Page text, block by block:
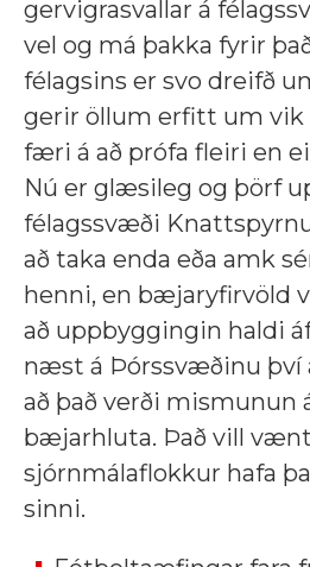
gervigrasvallar á
vel og má þakka fyrir
félagsins er svo dreifð
gerir öllum erfitt um vik
færi á að prófa fleiri en
Nú er glæsileg og þörf
félagssvæði
að taka enda eða amk
henni, en bæjaryfirvöld
að uppbyggingin haldi
næst á Þórssvæðinu því
að það verði mismunun
bæjarhluta. Það vill
sjórnmálaflokkur hafa
sinni.